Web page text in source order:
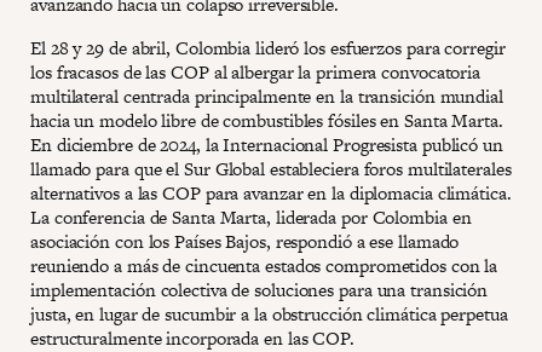
El 28 y 29 de abril, Colombia lideró los esfuerzos para corregir
los fracasos de las COP al albergar la primera convocatoria
multilateral centrada principalmente en la transición mundial
hacia un modelo libre de combustibles fósiles en Santa Marta.
En diciembre de 2024, la Internacional Progresista publicó un
llamado para que el Sur Global estableciera foros multilaterales
alternativos a las COP para avanzar en la diplomacia climática.
La conferencia de Santa Marta, liderada por Colombia en
asociación con los Países Bajos, respondió a ese llamado
reuniendo a más de cincuenta estados comprometidos con la
implementación colectiva de soluciones para una transición
justa, en lugar de sucumbir a la obstrucción climática perpetua
estructuralmente incorporada en las COP.